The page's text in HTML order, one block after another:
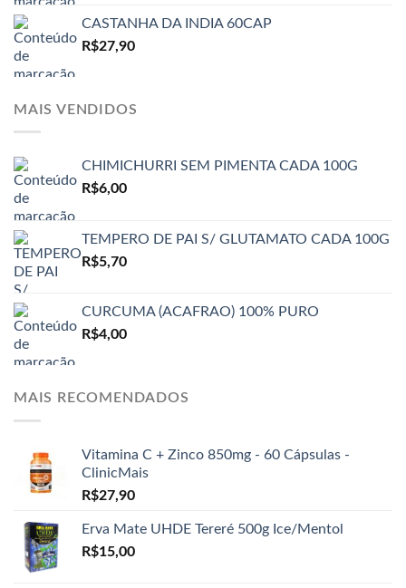
CASTANHA DA INDIA 60CAP
R$27,90
MAIS VENDIDOS
CHIMICHURRI SEM PIMENTA CADA 100G
R$6,00
TEMPERO DE PAI S/ GLUTAMATO CADA 100G
R$5,70
CURCUMA (ACAFRAO) 100% PURO
R$4,00
MAIS RECOMENDADOS
Vitamina C + Zinco 850mg - 60 Cápsulas -
ClinicMais
R$27,90
Erva Mate UHDE Tereré 500g Ice/Mentol
R$15,00